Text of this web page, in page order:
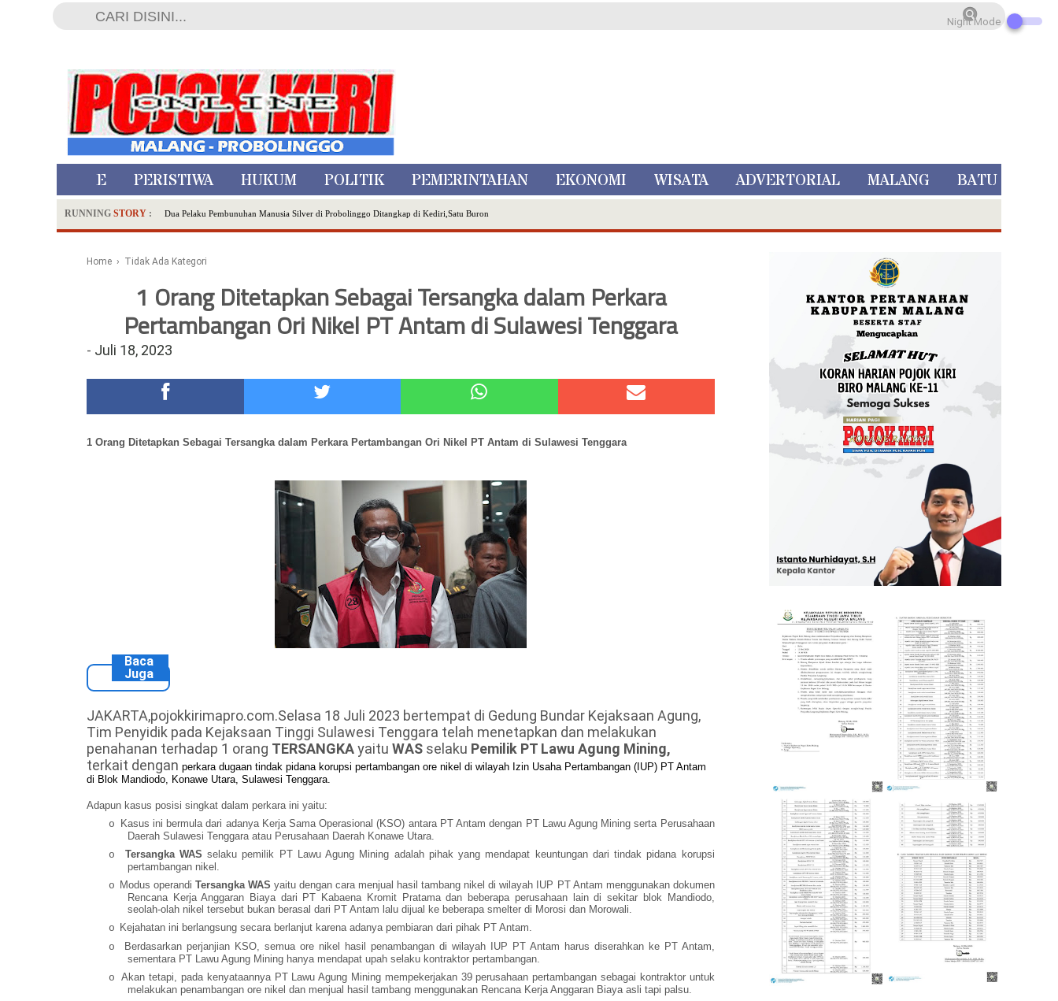
HOME PERISTIWA HUKUM POLITIK PEMERINTAHAN EKONOMI WISATA ADVERTORIAL MALANG BATU
RUNNING STORY : Dua Pelaku Pembunuhan Manusia Silver di Probolinggo Ditangkap di Kediri,Satu Buron
SDN Sumberejo 02 Kota Batu Kembangkan Program Inovasi Literasi Melalui LASKAR JODA, Usung Filosofi Gelar Sehelai Tikar
Polsek Wonoasih Perkuat Ketahanan Pangan Lewat Dialog Bersama Petani
RILIS RAPAT PLENO TERBUKA PEMUTAKHIRAN DATA PEMILIH BERKELANJUTAN (PDPB) TRIWULAN II
Tugu Tirta Usung 'Smart Water City' di Indonesia City Expo APEKSI XVIII Medan
Meriah,Peringati Hari Bhayangkara ke-80,Polres Batu Gelar Kapolres Cup 9 Ball Tournament,Gandeng Carabao Bistro & Pool Batu HQ Total Hadiah Rp 5 Juta
Healing-Healing Ke-Malang Batu Jangan Lupa Mampir Ke-Waroeng Tani Dau Malang,Dijamin Ketagihan,Ini Sebabnya
Home › Tidak Ada Kategori
1 Orang Ditetapkan Sebagai Tersangka dalam Perkara
Pertambangan Ori Nikel PT Antam di Sulawesi Tenggara
- Juli 18, 2023
1 Orang Ditetapkan Sebagai Tersangka dalam Perkara Pertambangan Ori Nikel PT Antam di Sulawesi Tenggara
Baca
Juga
JAKARTA,pojokkirimapro.com.Selasa 18 Juli 2023 bertempat di Gedung Bundar Kejaksaan Agung,
Tim Penyidik pada Kejaksaan Tinggi Sulawesi Tenggara telah menetapkan dan melakukan
penahanan terhadap 1 orang TERSANGKAyaitu WAS selaku Pemilik PT Lawu Agung Mining,
terkait dengan perkara dugaan tindak pidana korupsi pertambangan ore nikel di wilayah Izin Usaha Pertambangan (IUP) PT Antam
di Blok Mandiodo, Konawe Utara, Sulawesi Tenggara.
Adapun kasus posisi singkat dalam perkara ini yaitu:
o
Kasus ini bermula dari adanya Kerja Sama Operasional (KSO) antara PT Antam dengan PT Lawu Agung Mining serta Perusahaan
Daerah Sulawesi Tenggara atau Perusahaan Daerah Konawe Utara.
o
Tersangka WASselaku pemilik PT Lawu Agung Mining adalah pihak yang mendapat keuntungan dari tindak pidana korupsi
pertambangan nikel.
o Modus operandiTersangka WAS yaitu dengan cara menjual hasil tambang nikel di wilayah IUP PT Antam menggunakan dokumen
Rencana Kerja Anggaran Biaya dari PT Kabaena Kromit Pratama dan beberapa perusahaan lain di sekitar blok Mandiodo,
seolah-olah nikel tersebut bukan berasal dari PT Antam lalu dijual ke beberapa smelter di Morosi dan Morowali.
o Kejahatan ini berlangsung secara berlanjut karena adanya pembiaran dari pihak PT Antam.
o
Berdasarkan perjanjian KSO, semua ore nikel hasil penambangan di wilayah IUP PT Antam harus diserahkan ke PT Antam,
sementara PT Lawu Agung Mining hanya mendapat upah selaku kontraktor pertambangan.
o
Akan tetapi, pada kenyataannya PT Lawu Agung Mining mempekerjakan 39 perusahaan pertambangan sebagai kontraktor untuk
melakukan penambangan ore nikel dan menjual hasil tambang menggunakan Rencana Kerja Anggaran Biaya asli tapi palsu.
Night Mode